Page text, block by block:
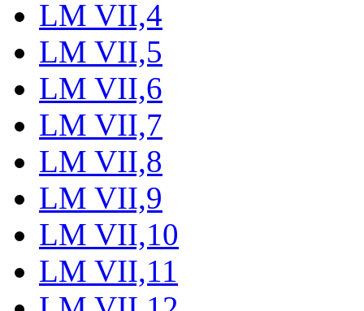
LM VII,4
LM VII,5
LM VII,6
LM VII,7
LM VII,8
LM VII,9
LM VII,10
LM VII,11